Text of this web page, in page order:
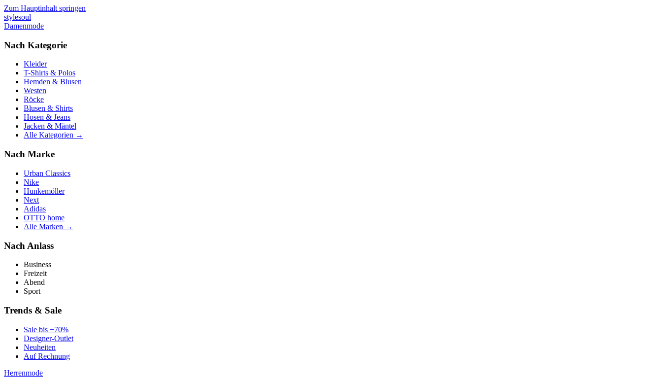
Zum Hauptinhalt springen
stylesoul
Damenmode
Nach Kategorie
Kleider
T-Shirts & Polos
Hemden & Blusen
Westen
Röcke
Blusen & Shirts
Hosen & Jeans
Jacken & Mäntel
Alle Kategorien →
Nach Marke
Urban Classics
Nike
Hunkemöller
Next
Adidas
OTTO home
Alle Marken →
Nach Anlass
Business
Freizeit
Abend
Sport
Trends & Sale
Sale bis −70%
Designer-Outlet
Neuheiten
Auf Rechnung
Herrenmode